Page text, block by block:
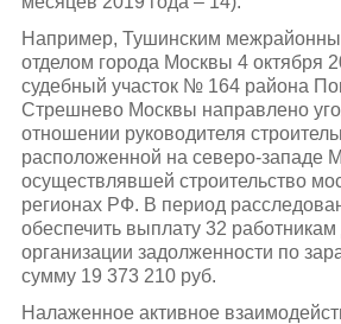
Например, Тушинским
отделом города Москвы 4 октября
судебный участок № 164 района
Стрешнево Москвы направлено
отношении руководителя
расположенной на северо-западе
осуществлявшей строительство
регионах РФ. В период
обеспечить выплату 32
организации задолженности по
сумму 19 373 210 руб.
Налаженное активное